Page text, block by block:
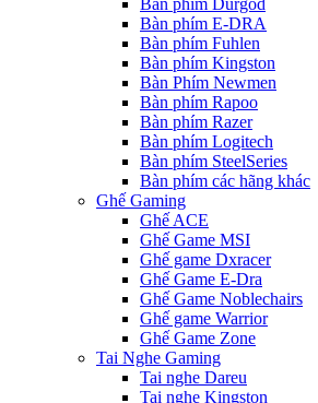
Bàn phím Durgod
Bàn phím E-DRA
Bàn phím Fuhlen
Bàn phím Kingston
Bàn Phím Newmen
Bàn phím Rapoo
Bàn phím Razer
Bàn phím Logitech
Bàn phím SteelSeries
Bàn phím các hãng khác
Ghế Gaming
Ghế ACE
Ghế Game MSI
Ghế game Dxracer
Ghế Game E-Dra
Ghế Game Noblechairs
Ghế game Warrior
Ghế Game Zone
Tai Nghe Gaming
Tai nghe Dareu
Tai nghe Kingston